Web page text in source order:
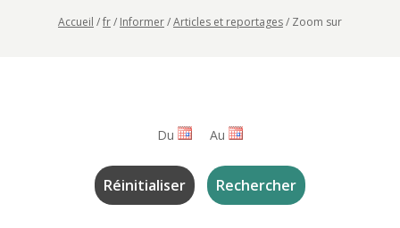
Accueil /fr/ Informer/Articles et reportages/ Zoom sur
Du Au